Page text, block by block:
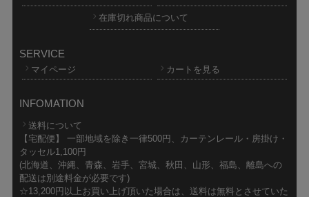
在庫切れ商品について
SERVICE
マイページ カートを見る
INFOMATION
送料について
【宅配便】 一部地域を除き一律500円、カーテンレール・房掛け・
タッセル1,100円
(北海道、沖縄、青森、岩手、宮城、秋田、山形、福島、離島への
配送は別途料金が必要です)
☆13,200円以上お買い上げ頂いた場合は、送料は無料とさせていた